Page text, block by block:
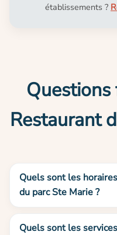
établissements ?
Restaurant
Quels sont les
du parc Ste Marie ?
Quels sont les